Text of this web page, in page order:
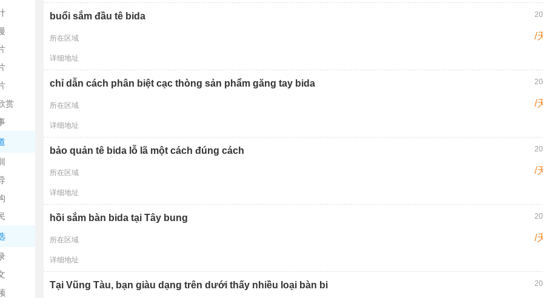
赏
平
buổi sắm đầu tê bida
所在区域
详细地址
/
chỉ dẫn cách phân biệt cạc thòng sản phẩm găng tay bida
所在区域
详细地址
/
bảo quản tê bida lỗ lã một cách đúng cách
所在区域
详细地址
/
hồi sắm bàn bida tại Tây bung
所在区域
详细地址
/
Tại Vũng Tàu, bạn giàu dạng trên dưới thấy nhiều loại bàn bi